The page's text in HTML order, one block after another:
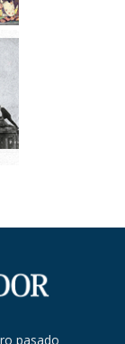
pasado